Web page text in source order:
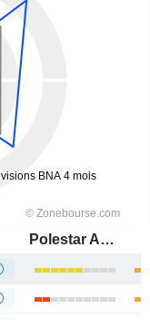
Polestar Automotive Holding UK PLC